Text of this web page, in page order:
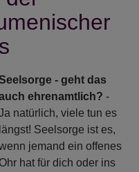
- geht das
ehrenamtlich? -
natürlich, viele tun es
längst! Seelsorge ist es,
jemand ein offenes
Ohr hat für dich oder ins